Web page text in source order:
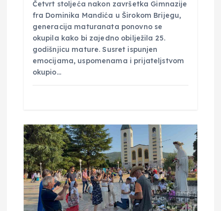
Četvrt stoljeća nakon završetka Gimnazije
fra Dominika Mandića u Širokom Brijegu,
generacija maturanata ponovno se
okupila kako bi zajedno obilježila 25.
godišnjicu mature. Susret ispunjen
emocijama, uspomenama i prijateljstvom
okupio…